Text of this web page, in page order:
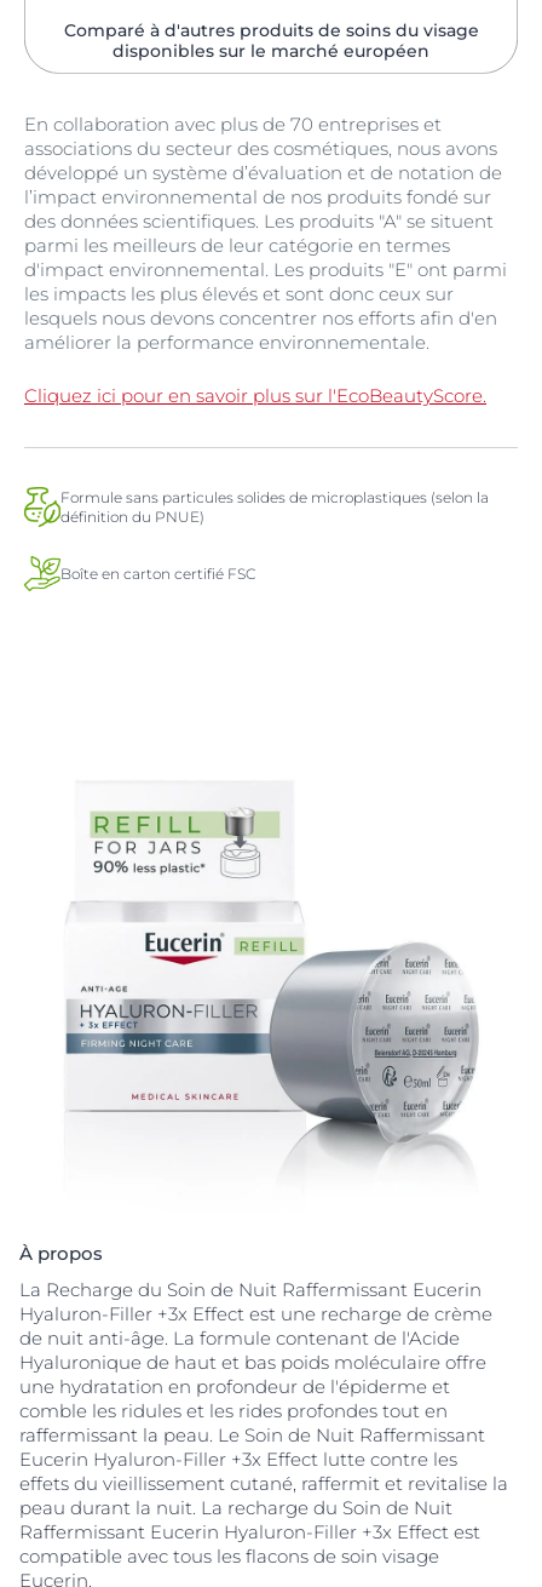
Comparé à d'autres produits de soins du visage
disponibles sur le marché européen
En collaboration avec plus de 70 entreprises et
associations du secteur des cosmétiques, nous avons
développé un système d’évaluation et de notation de
l’impact environnemental de nos produits fondé sur
des données scientifiques.​ Les produits "A" se situent
parmi les meilleurs de leur catégorie en termes
d'impact environnemental. Les produits "E" ont parmi
les impacts les plus élevés et sont donc ceux sur
lesquels nous devons concentrer nos efforts afin d'en
améliorer la performance environnementale.​
Cliquez ici pour en savoir plus sur l'EcoBeautyScore.
Formule sans particules solides de microplastiques (selon la
définition du PNUE)
Boîte en carton certifié FSC
À propos
La Recharge du Soin de Nuit Raffermissant Eucerin
Hyaluron-Filler +3x Effect est une recharge de crème
de nuit anti-âge. La formule contenant de l'Acide
Hyaluronique de haut et bas poids moléculaire offre
une hydratation en profondeur de l'épiderme et
comble les ridules et les rides profondes tout en
raffermissant la peau. Le Soin de Nuit Raffermissant
Eucerin Hyaluron-Filler +3x Effect lutte contre les
effets du vieillissement cutané, raffermit et revitalise la
peau durant la nuit. La recharge du Soin de Nuit
Raffermissant Eucerin Hyaluron-Filler +3x Effect est
compatible avec tous les flacons de soin visage
Eucerin.